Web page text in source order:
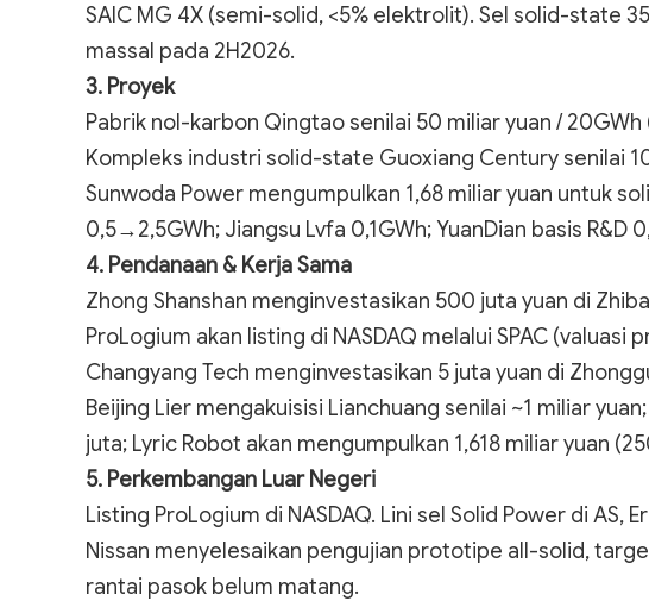
SAIC MG 4X (semi-solid, <5% elektrolit). Sel solid-state
massal pada 2H2026.
3. Proyek
Pabrik nol-karbon Qingtao senilai 50 miliar yuan /
Kompleks industri solid-state Guoxiang Century senilai
Sunwoda Power mengumpulkan 1,68 miliar yuan untuk
0,5→2,5GWh; Jiangsu Lvfa 0,1GWh; YuanDian basis R&D
4. Pendanaan & Kerja Sama
Zhong Shanshan menginvestasikan 500 juta yuan di
ProLogium akan listing di NASDAQ melalui SPAC (valuasi
Changyang Tech menginvestasikan 5 juta yuan di
Beijing Lier mengakuisisi Lianchuang senilai ~1 miliar
juta; Lyric Robot akan mengumpulkan 1,618 miliar yuan
5. Perkembangan Luar Negeri
Listing ProLogium di NASDAQ. Lini sel Solid Power di AS,
Nissan menyelesaikan pengujian prototipe all-solid,
rantai pasok belum matang.